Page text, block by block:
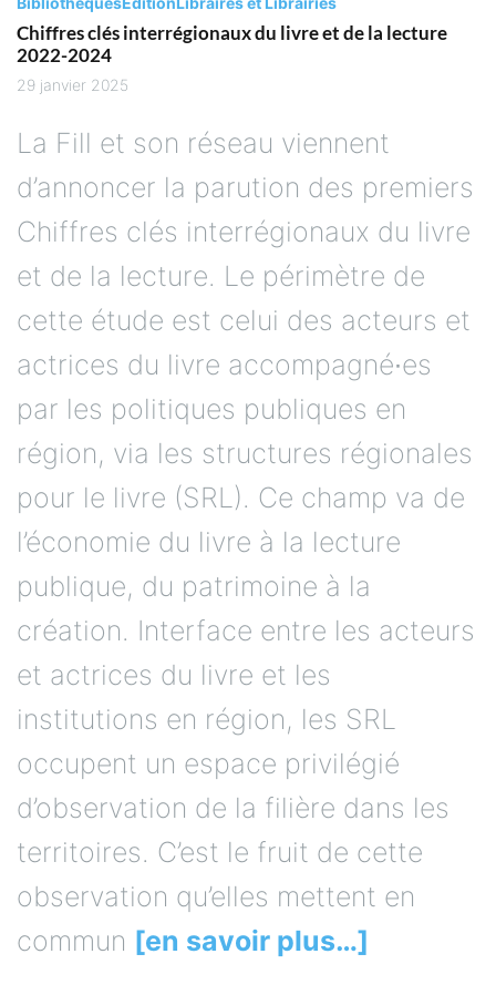
Chiffres clés interrégionaux du livre et de la lecture
2022-2024
29 janvier 2025
La Fill et son réseau viennent
d’annoncer la parution des premiers
Chiffres clés interrégionaux du livre
et de la lecture. Le périmètre de
cette étude est celui des acteurs et
actrices du livre accompagné∙es
par les politiques publiques en
région, via les structures régionales
pour le livre (SRL). Ce champ va de
l’économie du livre à la lecture
publique, du patrimoine à la
création. Interface entre les acteurs
et actrices du livre et les
institutions en région, les SRL
occupent un espace privilégié
d’observation de la filière dans les
territoires. C’est le fruit de cette
observation qu’elles mettent en
commun [en savoir plus…]